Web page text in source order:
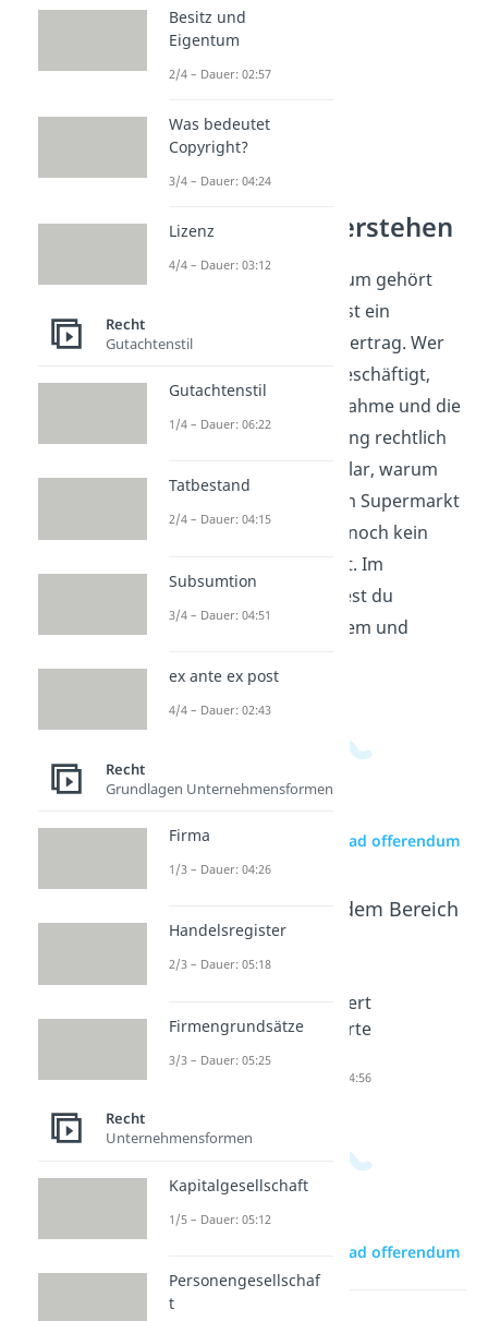
Vertragsrecht verstehen
Die invitatio ad offerendum gehört
zum Vertragsrecht und ist ein
wichtiger Teil beim Kaufvertrag. Wer
sich mit Vertragsrecht beschäftigt,
schaut auf Angebot, Annahme und die
Frage, wann eine Erklärung rechtlich
bindend ist. Dabei wird klar, warum
Ware im Schaufenster, im Supermarkt
oder im Online-Shop oft noch kein
verbindliches Angebot ist. Im
findest du
passende Videos zu diesem und
zur Videoseite: invitatio ad offerendum
Beliebte Inhalte aus dem Bereich
Recht
entes
Handeln
Dauer: 03:12
arten
Kaufvert
ragsarte
Dauer: 04:56
zur Videoseite: invitatio ad offerendum
Besitz und
Eigentum
2/4 – Dauer: 02:57
Was bedeutet
Copyright?
3/4 – Dauer: 04:24
Lizenz
4/4 – Dauer: 03:12
Recht
Gutachtenstil
Gutachtenstil
1/4 – Dauer: 06:22
Tatbestand
2/4 – Dauer: 04:15
Subsumtion
3/4 – Dauer: 04:51
ex ante ex post
4/4 – Dauer: 02:43
Recht
Grundlagen Unternehmensformen
Firma
1/3 – Dauer: 04:26
Handelsregister
2/3 – Dauer: 05:18
Firmengrundsätze
3/3 – Dauer: 05:25
Recht
Unternehmensformen
Kapitalgesellschaft
1/5 – Dauer: 05:12
Personengesellschaf
t